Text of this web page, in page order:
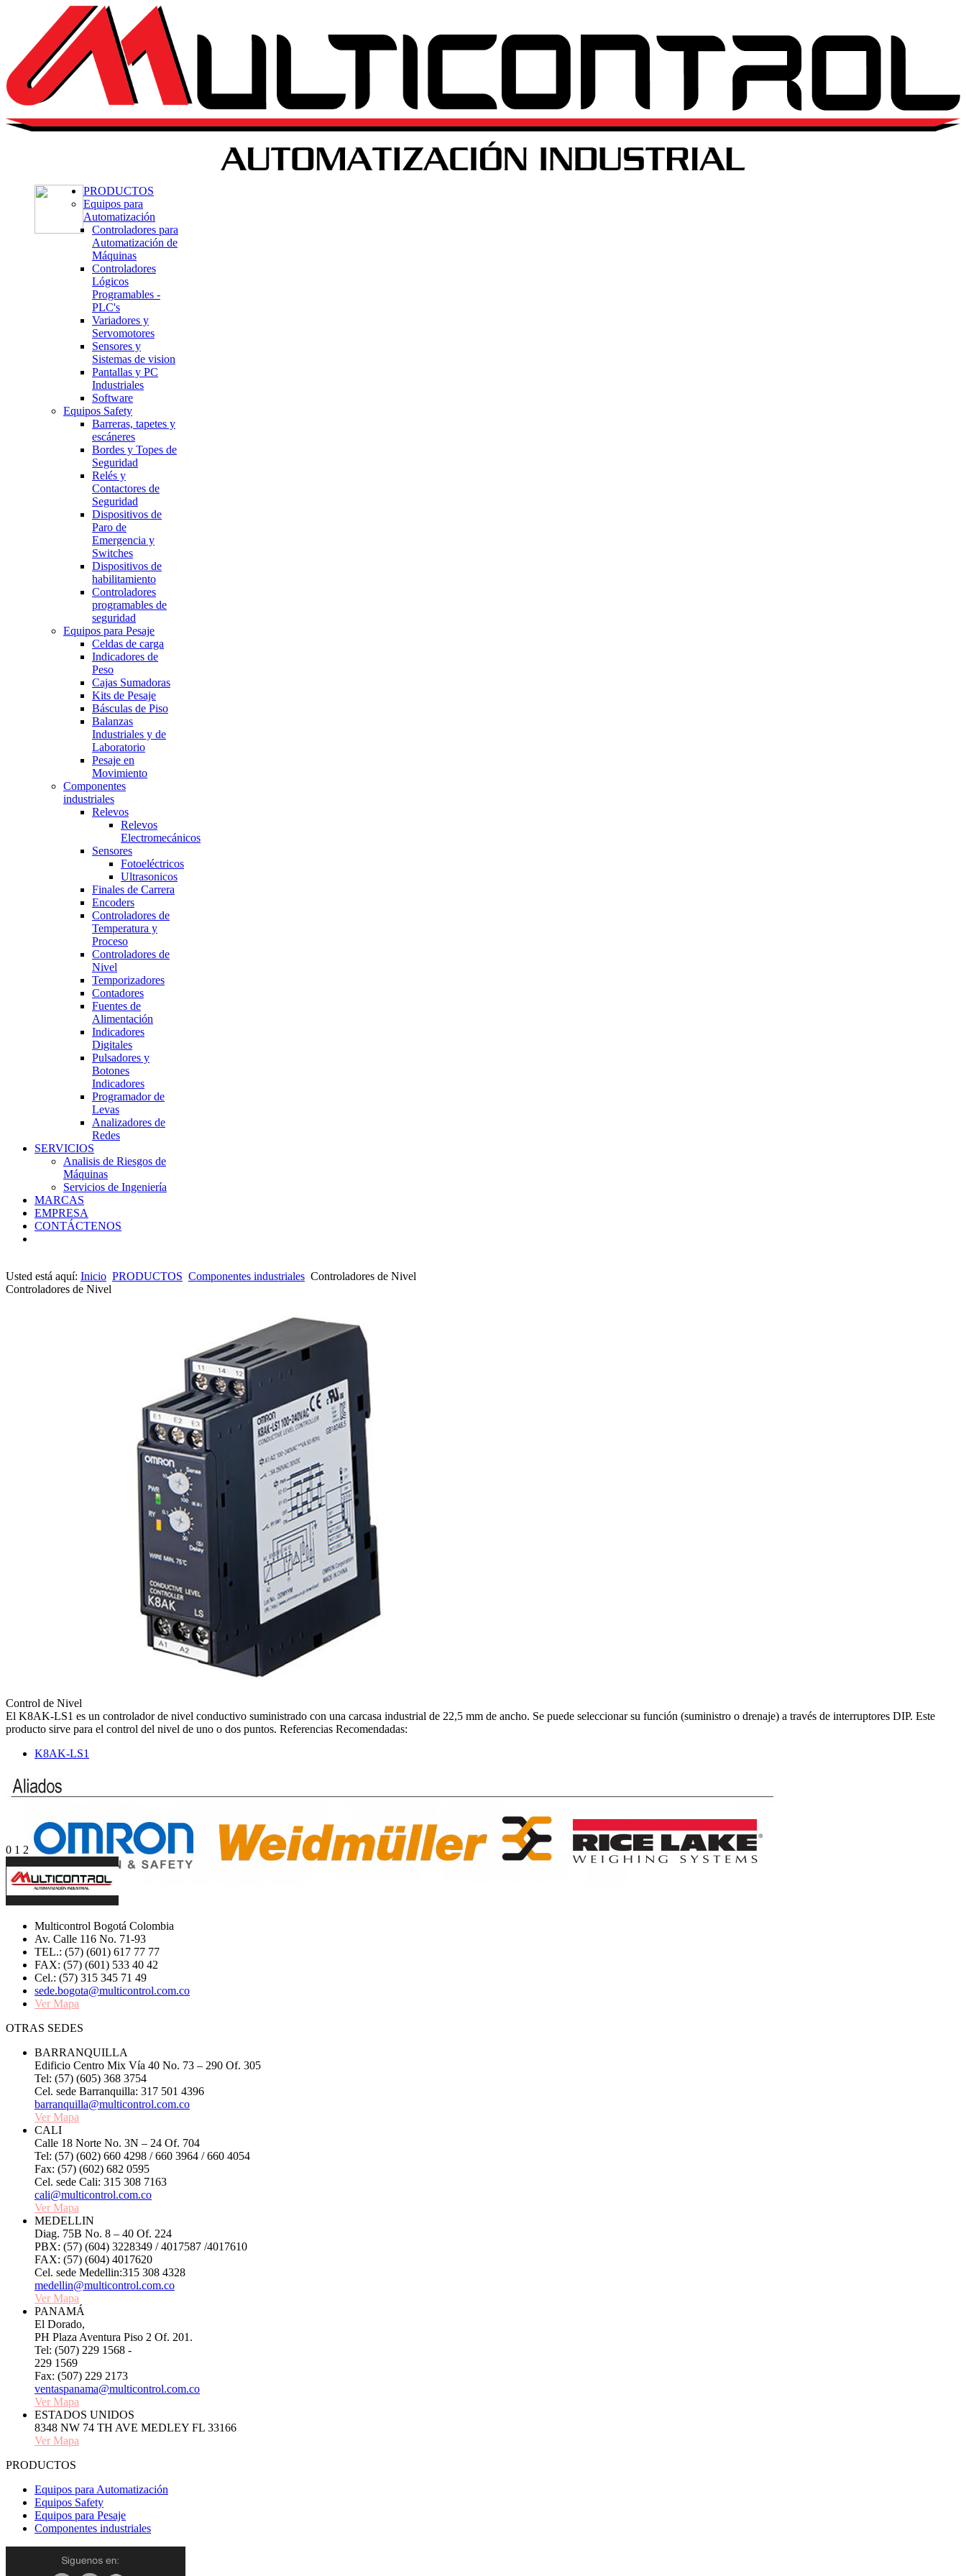
PRODUCTOS
Equipos para
Automatización
Controladores para
Automatización de
Máquinas
Controladores
Lógicos
Programables -
PLC's
Variadores y
Servomotores
Sensores y
Sistemas de vision
Pantallas y PC
Industriales
Software
Equipos Safety
Barreras, tapetes y
escáneres
Bordes y Topes de
Seguridad
Relés y
Contactores de
Seguridad
Dispositivos de
Paro de
Emergencia y
Switches
Dispositivos de
habilitamiento
Controladores
programables de
seguridad
Equipos para Pesaje
Celdas de carga
Indicadores de
Peso
Cajas Sumadoras
Kits de Pesaje
Básculas de Piso
Balanzas
Industriales y de
Laboratorio
Pesaje en
Movimiento
Componentes
industriales
Relevos
Relevos
Electromecánicos
Sensores
Fotoeléctricos
Ultrasonicos
Finales de Carrera
Encoders
Controladores de
Temperatura y
Proceso
Controladores de
Nivel
Temporizadores
Contadores
Fuentes de
Alimentación
Indicadores
Digitales
Pulsadores y
Botones
Indicadores
Programador de
Levas
Analizadores de
Redes
SERVICIOS
Analisis de Riesgos de
Máquinas
Servicios de Ingeniería
MARCAS
EMPRESA
CONTÁCTENOS
Usted está aquí: Inicio PRODUCTOS Componentes industriales Controladores de Nivel
Controladores de Nivel
Control de Nivel
El K8AK-LS1 es un controlador de nivel conductivo suministrado con una carcasa industrial de 22,5 mm de ancho. Se puede seleccionar su función (suministro o drenaje) a través de interruptores DIP. Este
producto sirve para el control del nivel de uno o dos puntos. Referencias Recomendadas:
K8AK-LS1
0 1 2
Multicontrol Bogotá Colombia
Av. Calle 116 No. 71-93
TEL.: (57) (601) 617 77 77
FAX: (57) (601) 533 40 42
Cel.: (57) 315 345 71 49
sede.bogota@multicontrol.com.co
Ver Mapa
OTRAS SEDES
BARRANQUILLA
Edificio Centro Mix Vía 40 No. 73 – 290 Of. 305
Tel: (57) (605) 368 3754
Cel. sede Barranquilla: 317 501 4396
barranquilla@multicontrol.com.co
Ver Mapa
CALI
Calle 18 Norte No. 3N – 24 Of. 704
Tel: (57) (602) 660 4298 / 660 3964 / 660 4054
Fax: (57) (602) 682 0595
Cel. sede Cali: 315 308 7163
cali@multicontrol.com.co
Ver Mapa
MEDELLIN
Diag. 75B No. 8 – 40 Of. 224
PBX: (57) (604) 3228349 / 4017587 /4017610
FAX: (57) (604) 4017620
Cel. sede Medellin:315 308 4328
medellin@multicontrol.com.co
Ver Mapa
PANAMÁ
El Dorado,
PH Plaza Aventura Piso 2 Of. 201.
Tel: (507) 229 1568 -
229 1569
Fax: (507) 229 2173
ventaspanama@multicontrol.com.co
Ver Mapa
ESTADOS UNIDOS
8348 NW 74 TH AVE MEDLEY FL 33166
Ver Mapa
PRODUCTOS
Equipos para Automatización
Equipos Safety
Equipos para Pesaje
Componentes industriales